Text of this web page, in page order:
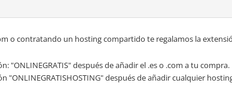
o contratando un hosting compartido te regalamos la
"ONLINEGRATIS" después de añadir el .es o .com a tu compra.
"ONLINEGRATISHOSTING" después de añadir cualquier